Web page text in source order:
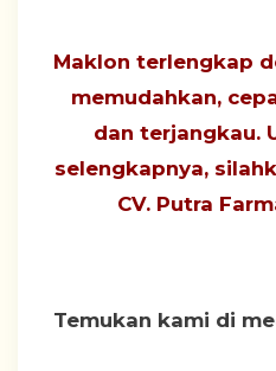
Maklon terlengkap
memudahkan,
dan terjangkau.
selengkapnya,
CV. Putra
Temukan kami di